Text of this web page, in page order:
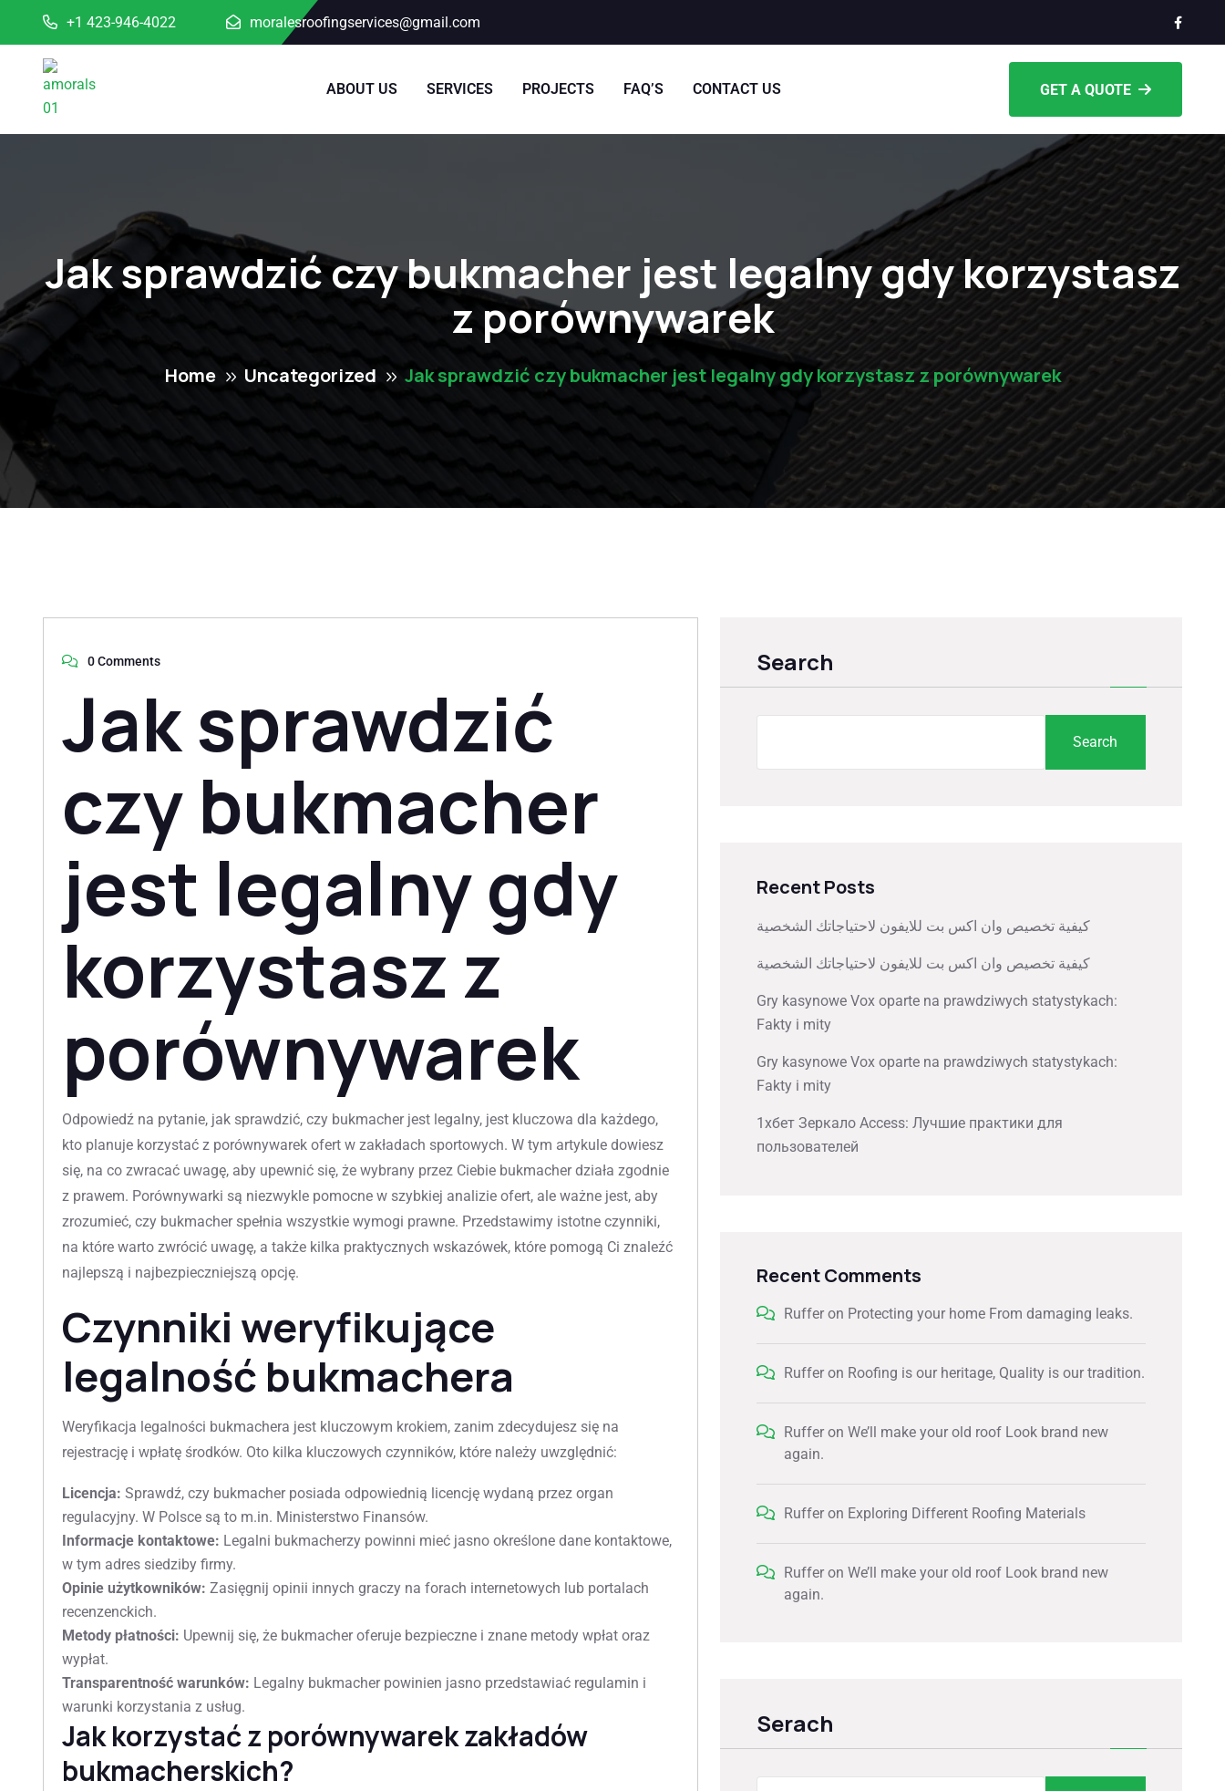
+1 423-946-4022 moralesroofingservices@gmail.com
ABOUT US SERVICES PROJECTS FAQ’S CONTACT US GET A QUOTE
Jak sprawdzić czy bukmacher jest legalny gdy korzystasz
z porównywarek
Home Uncategorized Jak sprawdzić czy bukmacher jest legalny gdy korzystasz z porównywarek
0 Comments
Jak sprawdzić
czy bukmacher
jest legalny gdy
korzystasz z
porównywarek
Odpowiedź na pytanie, jak sprawdzić, czy bukmacher jest legalny, jest kluczowa dla każdego,
kto planuje korzystać z porównywarek ofert w zakładach sportowych. W tym artykule dowiesz
się, na co zwracać uwagę, aby upewnić się, że wybrany przez Ciebie bukmacher działa zgodnie
z prawem. Porównywarki są niezwykle pomocne w szybkiej analizie ofert, ale ważne jest, aby
zrozumieć, czy bukmacher spełnia wszystkie wymogi prawne. Przedstawimy istotne czynniki,
na które warto zwrócić uwagę, a także kilka praktycznych wskazówek, które pomogą Ci znaleźć
najlepszą i najbezpieczniejszą opcję.
Czynniki weryfikujące
legalność bukmachera
Weryfikacja legalności bukmachera jest kluczowym krokiem, zanim zdecydujesz się na
rejestrację i wpłatę środków. Oto kilka kluczowych czynników, które należy uwzględnić:
Licencja: Sprawdź, czy bukmacher posiada odpowiednią licencję wydaną przez organ
regulacyjny. W Polsce są to m.in. Ministerstwo Finansów.
Informacje kontaktowe: Legalni bukmacherzy powinni mieć jasno określone dane kontaktowe,
w tym adres siedziby firmy.
Opinie użytkowników: Zasięgnij opinii innych graczy na forach internetowych lub portalach
recenzenckich.
Metody płatności: Upewnij się, że bukmacher oferuje bezpieczne i znane metody wpłat oraz
wypłat.
Transparentność warunków: Legalny bukmacher powinien jasno przedstawiać regulamin i
warunki korzystania z usług.
Jak korzystać z porównywarek zakładów
bukmacherskich?
Search
Search
Recent Posts
كيفية تخصيص وان اكس بت للايفون لاحتياجاتك الشخصية
كيفية تخصيص وان اكس بت للايفون لاحتياجاتك الشخصية
Gry kasynowe Vox oparte na prawdziwych statystykach:
Fakty i mity
Gry kasynowe Vox oparte na prawdziwych statystykach:
Fakty i mity
1хбет Зеркало Access: Лучшие практики для
пользователей
Recent Comments
Ruffer on Protecting your home From damaging leaks.
Ruffer on Roofing is our heritage, Quality is our tradition.
Ruffer onWe’ll make your old roof Look brand new
again.
Ruffer on Exploring Different Roofing Materials
Ruffer onWe’ll make your old roof Look brand new
again.
Serach